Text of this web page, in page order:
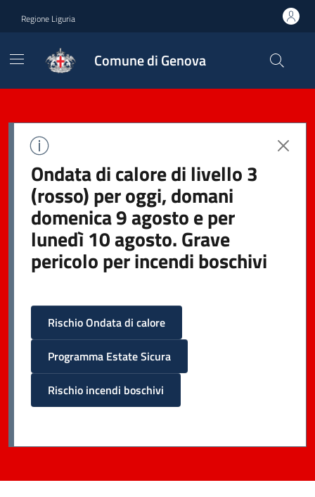
Regione Liguria
Comune di Genova
Ondata di calore di livello 3
(rosso) per oggi, domani
domenica 9 agosto e per
lunedì 10 agosto. Grave
pericolo per incendi boschivi
Rischio Ondata di calore
Programma Estate Sicura
Rischio incendi boschivi